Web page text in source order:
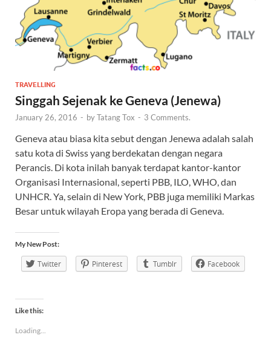
TRAVELLING
Singgah Sejenak ke Geneva (Jenewa)
January 26, 2016 - byTatang Tox - 3 Comments.
Geneva atau biasa kita sebut dengan Jenewa adalah salah
satu kota di Swiss yang berdekatan dengan negara
Perancis. Di kota inilah banyak terdapat kantor-kantor
Organisasi Internasional, seperti PBB, ILO, WHO, dan
UNHCR. Ya, selain di New York, PBB juga memiliki Markas
Besar untuk wilayah Eropa yang berada di Geneva.
My New Post:
Twitter Pinterest Tumblr Facebook
Like this:
Loading...